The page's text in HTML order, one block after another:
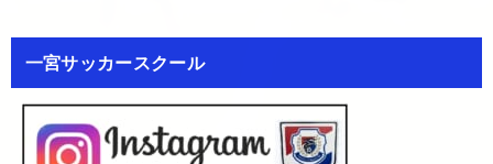
一宮サッカースクール